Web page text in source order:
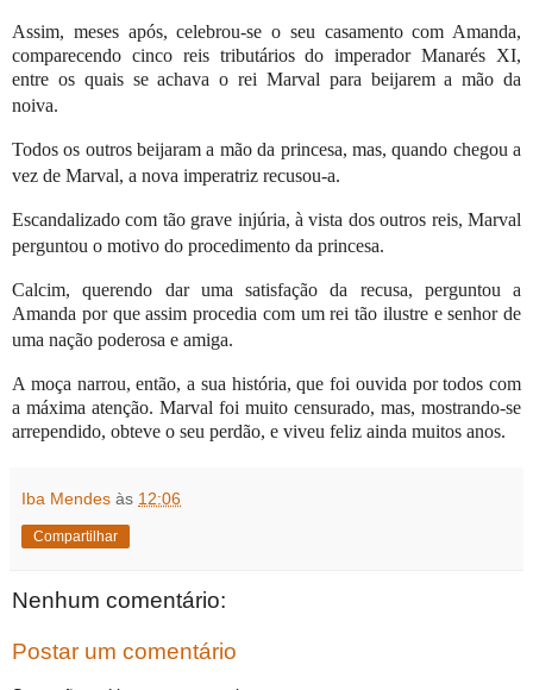
Assim, meses após, celebrou-se o seu casamento com Amanda,
comparecendo cinco reis tributários do imperador Manarés XI,
entre os quais se achava o rei Marval para beijarem a mão da
noiva.
Todos os outros beijaram a mão da princesa, mas, quando chegou a
vez de Marval, a nova imperatriz recusou-a.
Escandalizado com tão grave injúria, à vista dos outros reis, Marval
perguntou o motivo do procedi­mento da princesa.
Calcim, querendo dar uma satisfação da recusa, perguntou a
Amanda por que assim procedia com um rei tão ilustre e senhor de
uma nação poderosa e amiga.
A moça narrou, então, a sua história, que foi ouvida por todos com
a máxima atenção. Marval foi muito censurado, mas, mostrando-se
arrependido, obteve o seu perdão, e viveu feliz ainda muitos anos.
Iba Mendes às 12:06
Compartilhar
Nenhum comentário:
Postar um comentário